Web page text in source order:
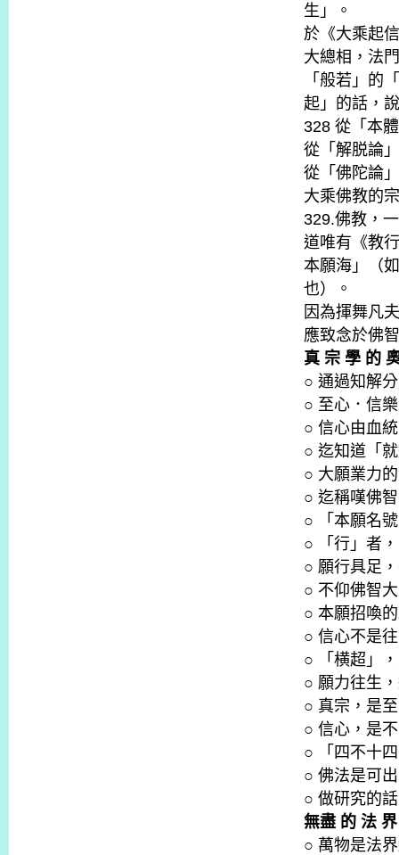
生」。
於《大乘起
大總相，法
「般若」的
起」的話，
328 從「本
從「解脱論
從「佛陀論
大乘佛教的
329.佛教，
道唯有《教
本願海」（
也）。
因為揮舞凡
應致念於佛
真 宗 學 的
○ 通過知解
○ 至心．信
○ 信心由血
○ 迄知道「
○ 大願業力
○ 迄稱嘆佛
○ 「本願名
○ 「行」者
○ 願行具足
○ 不仰佛智
○ 本願招喚
○ 信心不是
○ 「横超」
○ 願力往生
○ 真宗，是
○ 信心，是
○ 「四不十
○ 佛法是可
○ 做研究的
無盡 的 法
○ 萬物是法